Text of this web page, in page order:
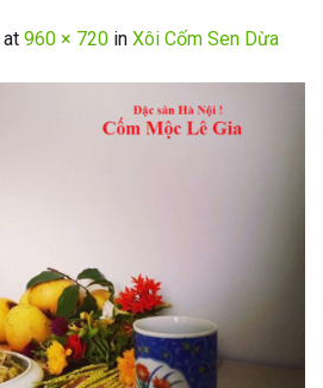
at 960 × 720 in Xôi Cốm Sen Dừa